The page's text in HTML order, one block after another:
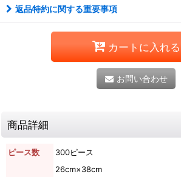
返品特約に関する重要事項
カートに入れる
お問い合わせ
商品詳細
ピース数 300ピース
26cm×38cm